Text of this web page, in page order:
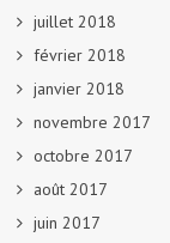
juillet 2018
février 2018
janvier 2018
novembre 2017
octobre 2017
août 2017
juin 2017